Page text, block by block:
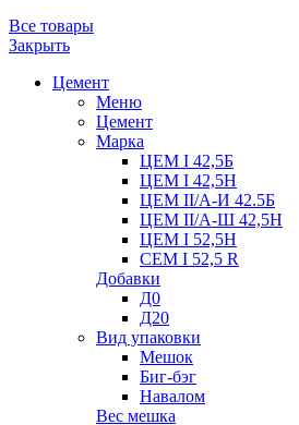
Все товары
Закрыть
Цемент
Меню
Цемент
Марка
ЦЕМ I 42,5Б
ЦЕМ I 42,5Н
ЦЕМ II/А-И 42.5Б
ЦЕМ II/А-Ш 42,5Н
ЦЕМ I 52,5Н
CEM I 52,5 R
Добавки
Д0
Д20
Вид упаковки
Мешок
Биг-бэг
Навалом
Вес мешка